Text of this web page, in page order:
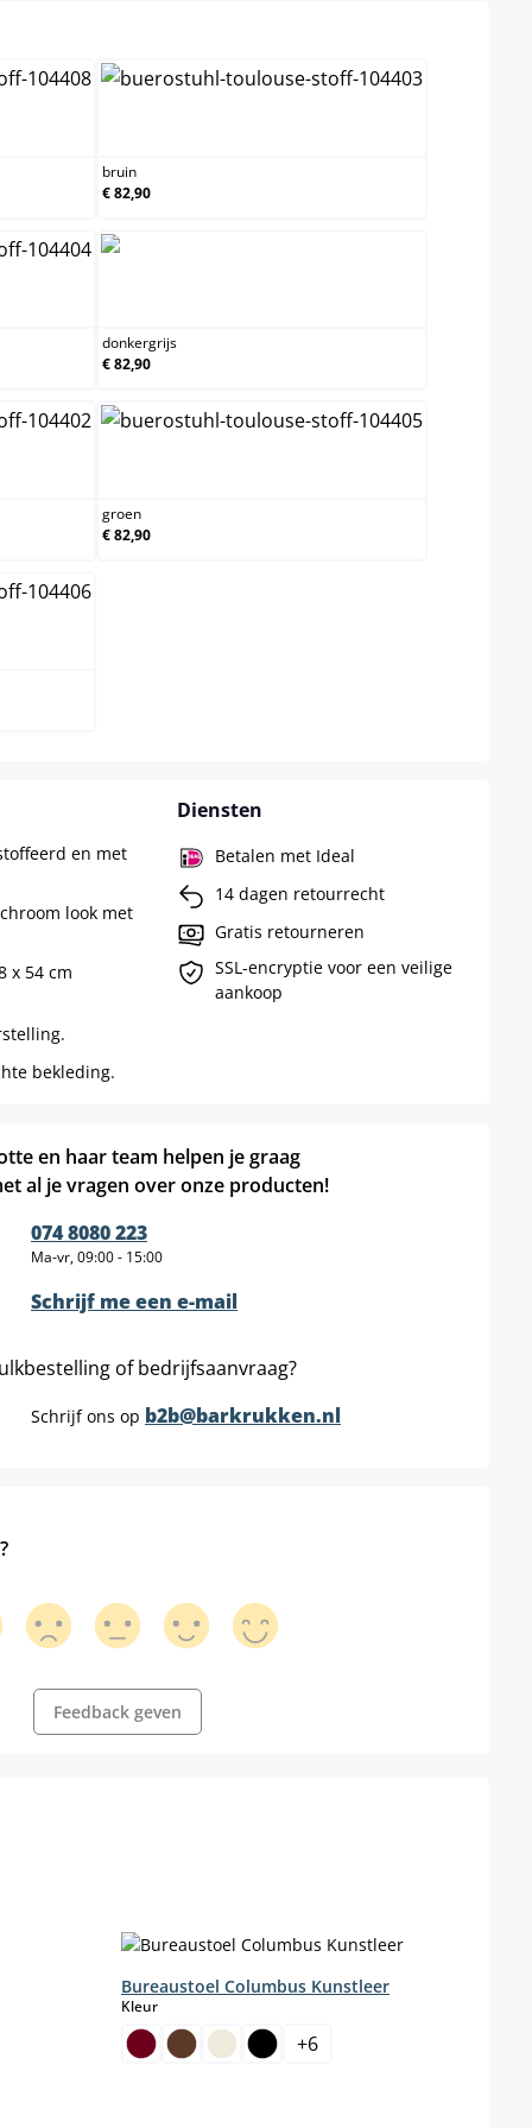
bruin
€ 82,90
donkergrijs
€ 82,90
groen
€ 82,90
en met
look met
x 54 cm
bekleding.
Diensten
Betalen met Ideal
14 dagen retourrecht
Gratis retourneren
SSL-encryptie voor een veilige
aankoop
en haar team helpen je graag
al je vragen over onze producten!
074 8080 223
Ma-vr, 09:00 - 15:00
Schrijf me een e-mail
of bedrijfsaanvraag?
Schrijf ons op b2b@barkrukken.nl
Feedback geven
Bureaustoel Columbus Kunstleer
Kleurselect
+6